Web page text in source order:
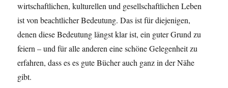
wirtschaftlichen, kulturellen und gesellschaftlichen Leben
ist von beachtlicher Bedeutung. Das ist für diejenigen,
denen diese Bedeutung längst klar ist, ein guter Grund zu
feiern – und für alle anderen eine schöne Gelegenheit zu
erfahren, dass es es gute Bücher auch ganz in der Nähe
gibt.